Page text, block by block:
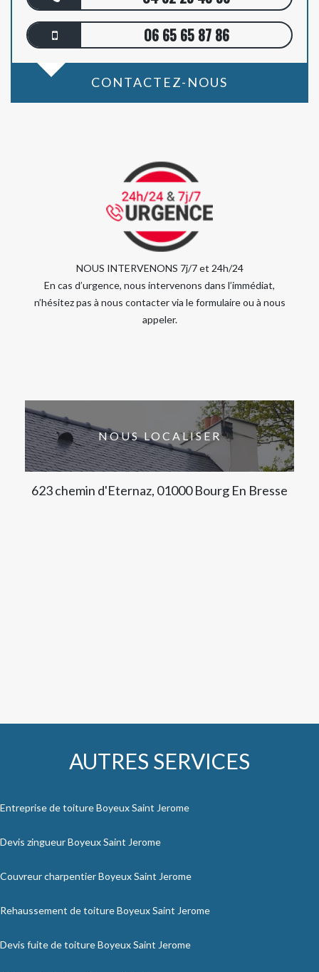
06 65 65 87 86
CONTACTEZ-NOUS
NOUS INTERVENONS 7j/7 et 24h/24
En cas d’urgence, nous intervenons dans l’immédiat,
n’hésitez pas à nous contacter via le formulaire ou à nous
appeler.
NOUS LOCALISER
623 chemin d'Eternaz, 01000 Bourg En Bresse
AUTRES SERVICES
Entreprise de toiture Boyeux Saint Jerome
Devis zingueur Boyeux Saint Jerome
Couvreur charpentier Boyeux Saint Jerome
Rehaussement de toiture Boyeux Saint Jerome
Devis fuite de toiture Boyeux Saint Jerome